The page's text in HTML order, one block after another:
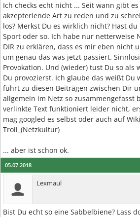
Ich checks echt nicht ... Seit wann gibt es
akzepteriende Art zu reden und zu
los? Merkst Du es wirklich nicht? Hast du
Sport oder so. Ich habe nur netterweise
DIR zu erklären, dass es mir eben nicht
um genau das was jetzt passiert.
Provokation. Und (wieder) tust Du so als
Du provozierst. Ich glaube das weißt Du
führt zu diesen Beiträgen zwischen Dir
allgemein im Netz so zusammengefasst
verlinkte Text funktioniert leider nicht,
mag googled es selbst oder auch auf
Troll_(Netzkultur)
... aber ist schon ok.
05.07.2018
Lexmaul
Bist Du echt so eine Sabbelbiene? Lass